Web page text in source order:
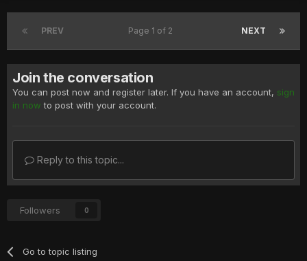
PREV NEXT
Page 1 of 2
Join the conversation
You can post now and register later. If you have an account, sign
in now to post with your account.
Reply to this topic...
Followers 0
Go to topic listing